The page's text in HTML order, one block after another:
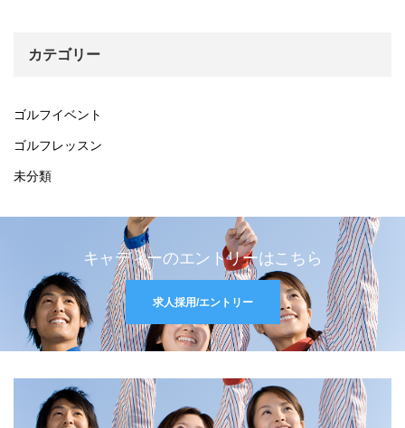
カテゴリー
ゴルフイベント
ゴルフレッスン
未分類
キャディーのエントリーはこちら
求人採用/エントリー